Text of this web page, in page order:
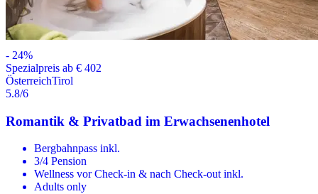
- 24%
Spezialpreis ab € 402
ÖsterreichTirol
5.8/6
Romantik & Privatbad im Erwachsenenhotel
Bergbahnpass inkl.
3/4 Pension
Wellness vor Check-in & nach Check-out inkl.
Adults only